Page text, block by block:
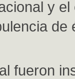
y
de
fueron